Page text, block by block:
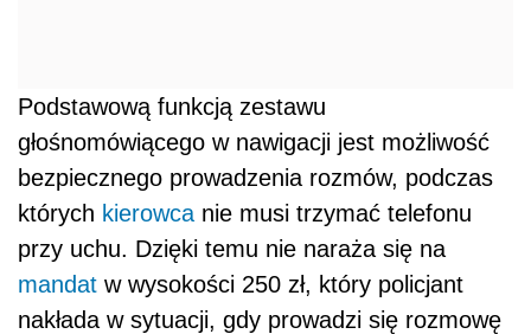
Podstawową funkcją zestawu
głośnomówiącego w nawigacji jest możliwość
bezpiecznego prowadzenia rozmów, podczas
których kierowca nie musi trzymać telefonu
przy uchu. Dzięki temu nie naraża się na
mandat w wysokości 250 zł, który policjant
nakłada w sytuacji, gdy prowadzi się rozmowę